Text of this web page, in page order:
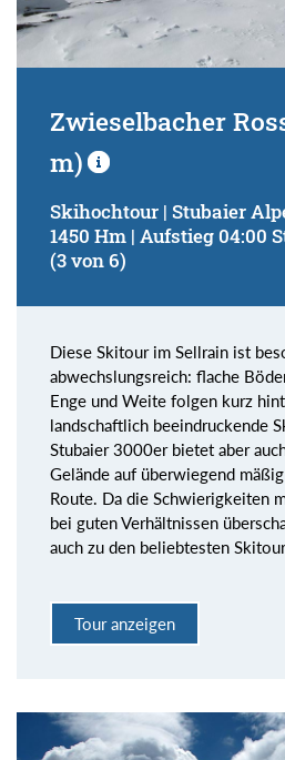
Zwieselbacher
m)
Skihochtour | Stubaier
1450 Hm | Aufstieg 04:00
(3 von 6)
Diese Skitour im Sellrain ist
abwechslungsreich: flache
Enge und Weite folgen kurz
landschaftlich beeindruckende
Stubaier 3000er bietet aber
Gelände auf überwiegend
Route. Da die Schwierigkeiten
bei guten Verhältnissen
auch zu den beliebtesten
Tour anzeigen